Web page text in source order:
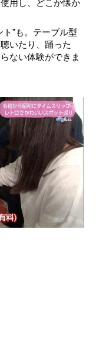
用し、どこか懐か
”も。テーブル型
いたり、踊った
ない体験ができま